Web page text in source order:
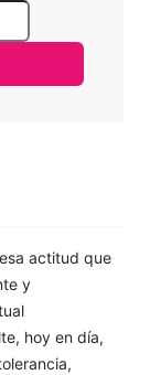
actitud que
y
hoy en día,